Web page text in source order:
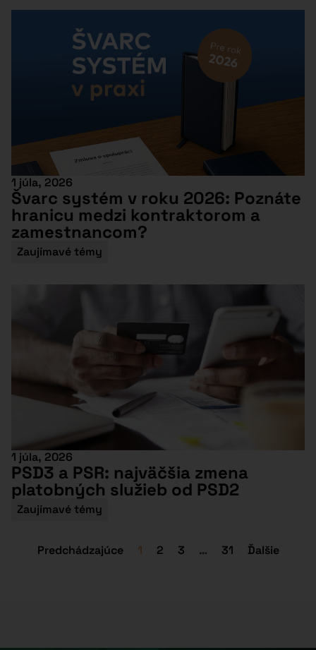
1 júla, 2026
Švarc systém v roku 2026: Poznáte
hranicu medzi kontraktorom a
zamestnancom?
Zaujímavé témy
1 júla, 2026
PSD3 a PSR: najväčšia zmena
platobných služieb od PSD2
Zaujímavé témy
Predchádzajúce 1 2 3 … 31 Ďalšie